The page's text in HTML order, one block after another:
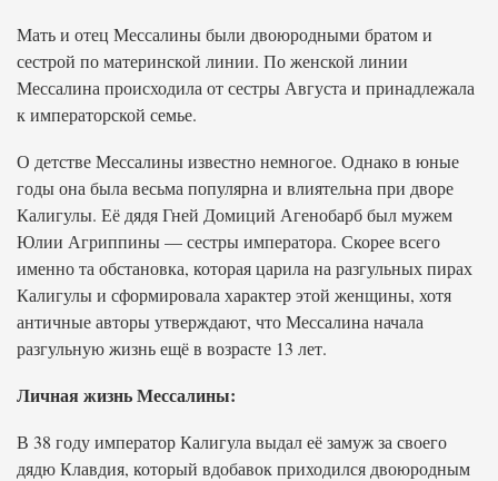
Мать и отец Мессалины были двоюродными братом и
сестрой по материнской линии. По женской линии
Мессалина происходила от сестры Августа и принадлежала
к императорской семье.
О детстве Мессалины известно немногое. Однако в юные
годы она была весьма популярна и влиятельна при дворе
Калигулы. Её дядя Гней Домиций Агенобарб был мужем
Юлии Агриппины — сестры императора. Скорее всего
именно та обстановка, которая царила на разгульных пирах
Калигулы и сформировала характер этой женщины, хотя
античные авторы утверждают, что Мессалина начала
разгульную жизнь ещё в возрасте 13 лет.
Личная жизнь Мессалины:
В 38 году император Калигула выдал её замуж за своего
дядю Клавдия, который вдобавок приходился двоюродным